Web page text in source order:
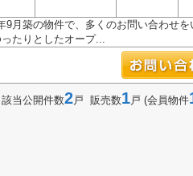
月築の物件で、多くのお問い合わせを
たりとしたオープ...
該当公開件数2戸 販売数1戸 (会員物件